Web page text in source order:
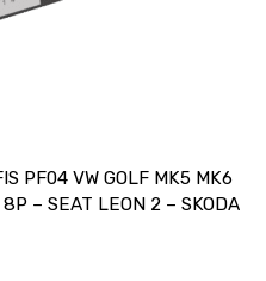
PF04 VW GOLF MK5 MK6
– SEAT LEON 2 – SKODA